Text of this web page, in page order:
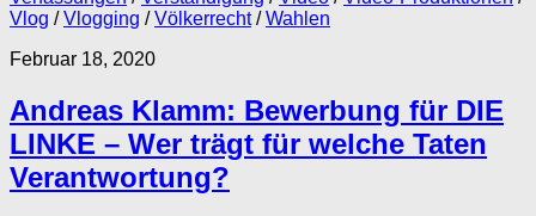
Vlog /Vlogging /Völkerrecht/Wahlen
Februar 18, 2020
Andreas Klamm: Bewerbung für DIE
LINKE – Wer trägt für welche Taten
Verantwortung?